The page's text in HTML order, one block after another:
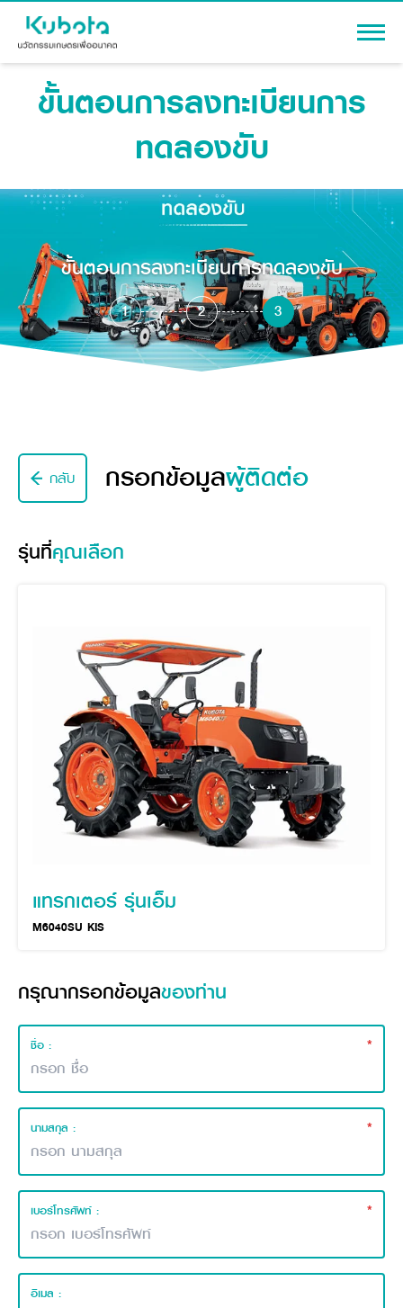
สินค้า
เครื่องจักรกลการเกษตร
แทรกเตอร์
อุปกรณ์ต่อพ่วงแทรกเตอร์
รถเกี่ยวนวดข้าว
รถดำนา
ชุดอุปกรณ์เสริมรถดำนา
เครื่องจักรกลก่อสร้าง
รถขุดขนาดเล็ก
อุปกรณ์ต่อพ่วงรถขุด
สินค้านวัตกรรมการเกษตร
โปรโมชัน
สาระความรู้
ผู้แทนจำหน่าย
เครื่องจักรกลการเกษตร
สิ่งที่ผู้ลงทุนจะได้รับ
การลงทุนรายได้และจุดคุ้มทุน
วัสดุอุปกรณ์
ติดต่อซื้อกล้าแผ่น
ข้อมูลองค์กร
4 หัวใจหลักของธุรกิจ
มาตรฐานสู่ความเป็นผู้นำในเอเชีย
ที่มา
ประเทศคู่ค้า
ตำแหน่งงานว่าง
นักศึกษาฝึกงาน
ข่าวสาร
ข่าวสาร
ข่าวและกิจกรรมที่แนะนำ
ข่าวกิจกรรมเพื่อสังคม
โครงการตามแนวพระราชดำริ
การพัฒนาชุมชน และสังคม
การศึกษา และเยาวชน
สิ่งแวดล้อมความปลอดภัยและอาชีวอนามัย
คูโบต้าร่วมมือเกษตรร่วมใจ
โครงการเกษตรแปลงใหญ่
เอกสารดาวน์โหลด
วารสารออนไลน์
ออนไลน์
บริการหลังการขาย
KAS เกษตรครบวงจร
คูโบต้าฟาร์ม
คูโบต้าแฟมิลี่
ไทย English
ขั้นตอนการลงทะเบียนการ
ทดลองขับ
ขั้นตอนการลงทะเบียนการทดลองขับ
1 2 3
กลับ กรอกข้อมูลผู้ติดต่อ
กรุณากรอกข้อมูลของท่าน
ชื่อ : *
นามสกุล : *
เบอร์โทรศัพท์ : *
อีเมล :
รุ่นที่คุณเลือก
แทรกเตอร์ รุ่นเอ็ม
M6040SU KIS